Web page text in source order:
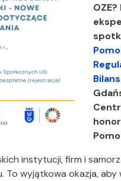
instytucji, firm i
To wyjątkowa okazja,